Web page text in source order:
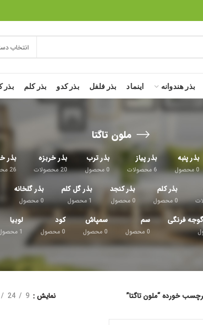
انتخاب
بذر هندوانه اینماد بذر فلفل بذر کدو بذر کلم بذر
ملون تاگتا
بذر پنبه
0 محصول
بذر پیاز
6 محصولات
بذر ترب
0 محصول
بذر خربزه
20 محصولات
بذر
26
بذر کلم
0 محصول
بذر کنجد
0 محصول
بذر گل کلم
1 محصول
بذر گلخانه
0 محصول
فرنگی سم
0 محصول
سمپاش
0 محصول
کود
0 محصول
لوبیا
1
خورده “ملون تاگتا” نمایش 9
24